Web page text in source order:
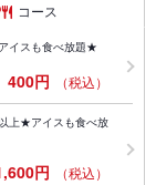
コース
イスも食べ放題★
400円 （税込）
上★アイスも食べ放
円 （税込）